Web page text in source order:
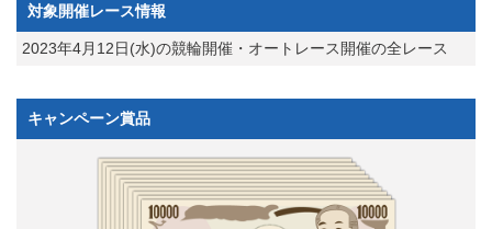
対象開催レース情報
2023年4月12日(水)の競輪開催・オートレース開催の全レース
キャンペーン賞品